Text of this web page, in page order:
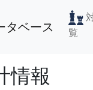
タベース
覧
情報